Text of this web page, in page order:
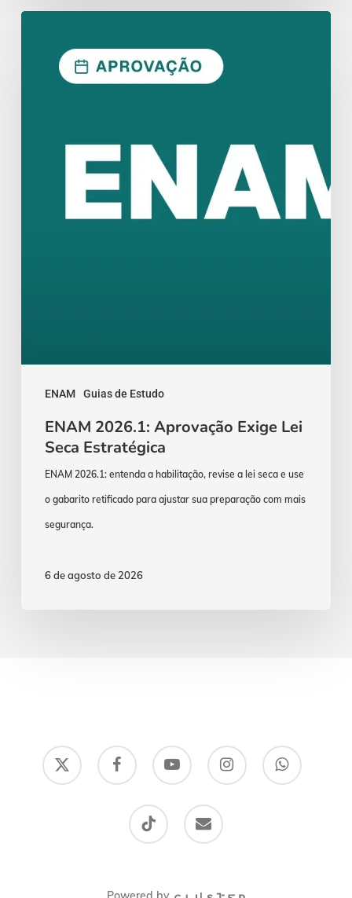
ENAM Guias de Estudo
Aprovação
Estratégica
ENAM 2026.1: Aprovação Exige Lei
Seca Estratégica
ENAM 2026.1: entenda a habilitação, revise a lei seca e use
o gabarito retificado para ajustar sua preparação com mais
segurança.
6 de agosto de 2026
x-
twitter
facebook youtube instagram whatsapp
tiktok email